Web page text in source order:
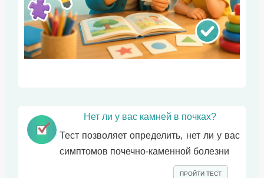
Нет ли у вас камней в почках?
Тест позволяет определить, нет ли у вас
симптомов почечно-каменной болезни
ПРОЙТИ ТЕСТ